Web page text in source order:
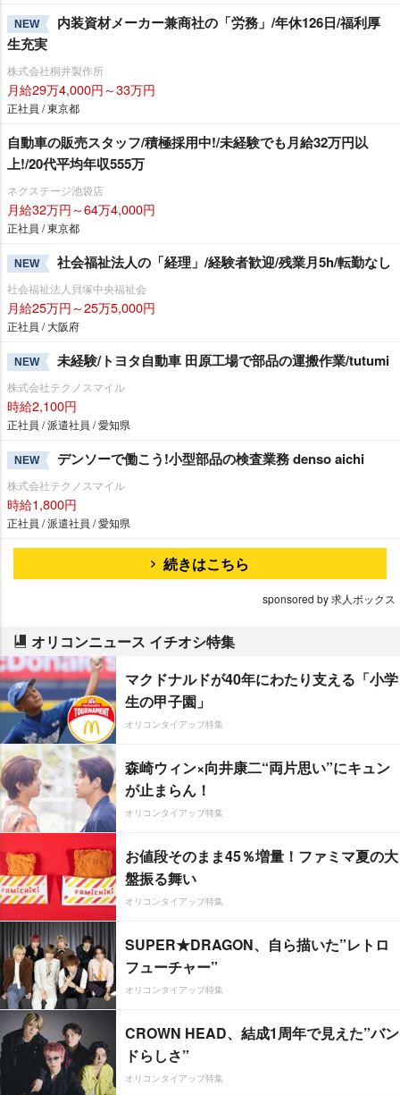
NEW
内装資材メーカー兼商社の「労務」/年休126日/福利厚
生充実
株式会社桐井製作所
月給29万4,000円～33万円
正社員 / 東京都
自動車の販売スタッフ/積極採用中!/未経験でも月給32万円以
上!/20代平均年収555万
ネクステージ池袋店
月給32万円～64万4,000円
正社員 / 東京都
NEW 社会福祉法人の「経理」/経験者歓迎/残業月5h/転勤なし
社会福祉法人貝塚中央福祉会
月給25万円～25万5,000円
正社員 / 大阪府
NEW 未経験/トヨタ自動車 田原工場で部品の運搬作業/tutumi
株式会社テクノスマイル
時給2,100円
正社員 / 派遣社員 / 愛知県
NEW デンソーで働こう!小型部品の検査業務 denso aichi
株式会社テクノスマイル
時給1,800円
正社員 / 派遣社員 / 愛知県
続きはこちら
sponsored by 求人ボックス
オリコンニュース イチオシ特集
マクドナルドが40年にわたり支える「小学
生の甲子園」
オリコンタイアップ特集
森崎ウィン×向井康二“両片思い”にキュン
が止まらん！
オリコンタイアップ特集
お値段そのまま45％増量！ファミマ夏の大
盤振る舞い
オリコンタイアップ特集
SUPER★DRAGON、自ら描いた”レトロ
フューチャー”
オリコンタイアップ特集
CROWN HEAD、結成1周年で見えた”バン
ドらしさ”
オリコンタイアップ特集